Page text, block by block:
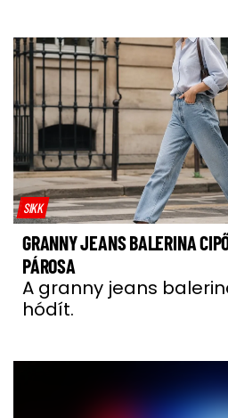
SIKK
GRANNY JEANS BALERINA
PÁROSA
A granny jeans
hódít.